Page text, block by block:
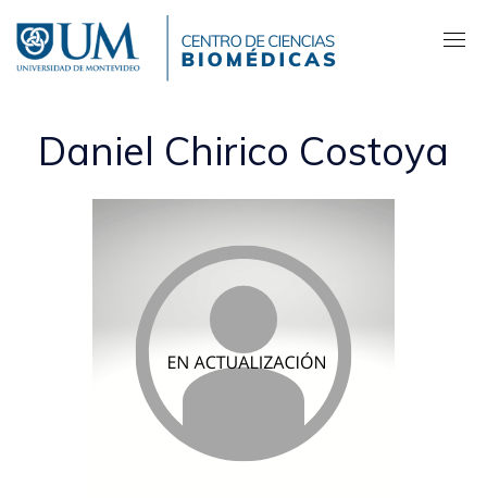
contenido
principal
Daniel Chirico Costoya